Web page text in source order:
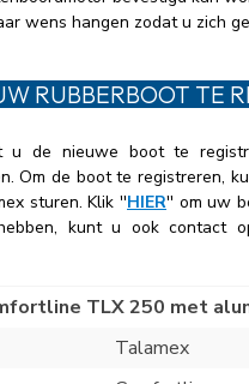
wens hangen zodat u zich
RUBBERBOOT TE
de nieuwe boot te
Om de boot te registreren,
sturen. Klik ''HIER'' om uw
kunt u ook contact
TLX 250 met
Talamex